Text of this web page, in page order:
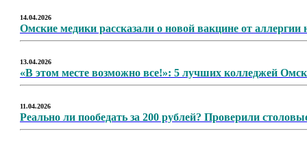
14.04.2026
Омские медики рассказали о новой вакцине от аллергии
13.04.2026
«В этом месте возможно все!»: 5 лучших колледжей
11.04.2026
Реально ли пообедать за 200 рублей? Проверили